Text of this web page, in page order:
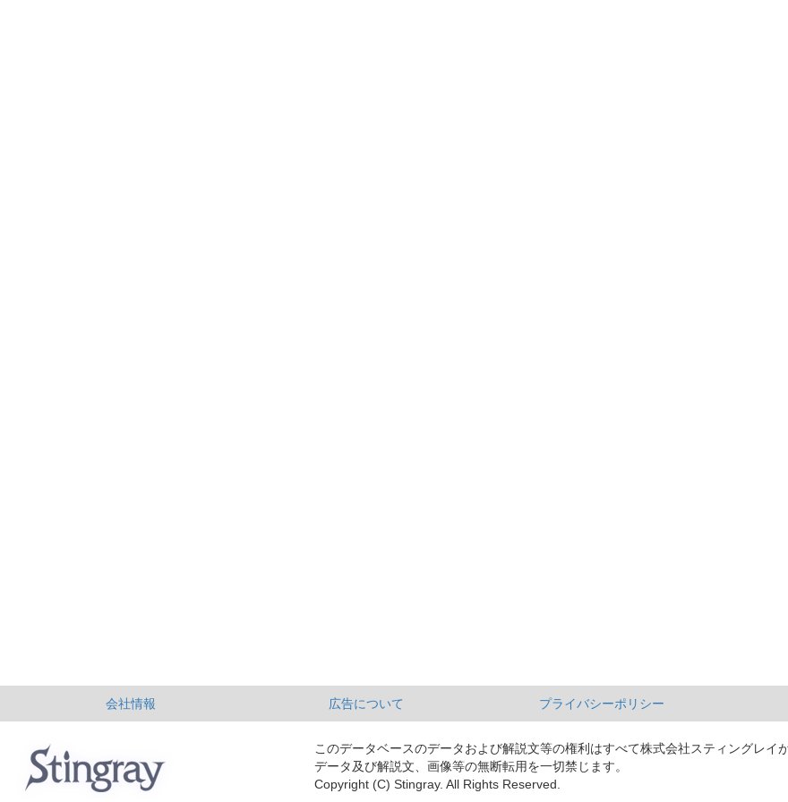
会社情報 広告について プライバシーポリシー
このデータベースのデータおよび解説文等の権利はすべて株式会社スティングレイ
データ及び解説文、画像等の無断転用を一切禁じます。
Copyright (C) Stingray. All Rights Reserved.